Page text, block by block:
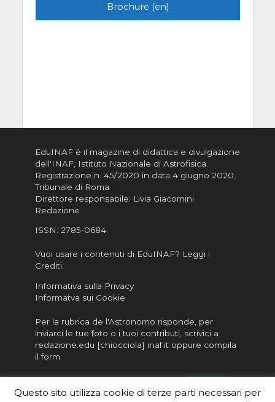
Brochure (en)
EduINAF è il magazine di didattica e divulgazione
dell'INAF, Istituto Nazionale di Astrofisica
Registrazione n. 45/2020 in data 4 giugno 2020,
Tribunale di Roma
Direttore responsabile: Livia Giacomini
Redazione
ISSN: 2785-0684
Vuoi usare i contenuti di EduINAF? Leggi i
Crediti.
Informativa sulla Privacy
Informatva sui Cookie
Per la rubrica de l'Astronomo risponde, per
inviarci le tue foto o i tuoi contributi, scrivici a
redazione.edu [chiocciola] inaf.it oppure compila
il form
distribuire nella tua scuola e…
Questo sito utilizza cookie di terze parti necessari per